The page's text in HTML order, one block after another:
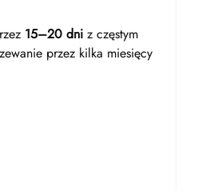
15–20 dni z częstym
przez kilka miesięcy